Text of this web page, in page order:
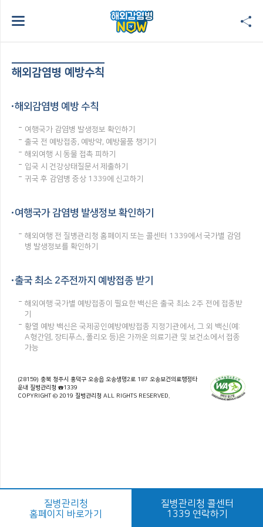
해외감염병 예방수칙
해외감염병 예방 수칙
여행국가 감염병 발생정보 확인하기
출국 전 예방접종, 예방약, 예방물품 챙기기
해외여행 시 동물 접촉 피하기
입국 시 건강상태질문서 제출하기
귀국 후 감염병 증상 1339에 신고하기
여행국가 감염병 발생정보 확인하기
해외여행 전 질병관리청 홈페이지 또는 콜센터 1339에서 국가별 감염
병 발생정보를 확인하기
출국 최소 2주전까지 예방접종 받기
해외여행 국가별 예방접종이 필요한 백신은 출국 최소 2주 전에 접종받
기
황열 예방 백신은 국제공인예방예방접종 지정기관에서, 그 외 백신(예:
A형간염, 장티푸스, 폴리오 등)은 가까운 의료기관 및 보건소에서 접종
가능
(28159) 충북 청주시 흥덕구 오송읍 오송생명2로 187 오송보건의료행정타
운내 질병관리청 ☎1339
COPYRIGHT © 2019 질병관리청 ALL RIGHTS RESERVED.
질병관리청
홈페이지 바로가기
질병관리청 콜센터
1339 연락하기